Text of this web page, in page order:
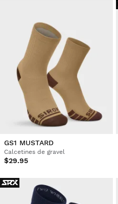
GS1 MUSTARD
Calcetines de gravel
$29.95